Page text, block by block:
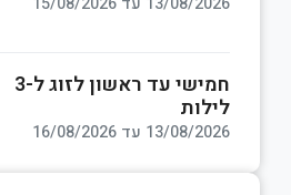
חמישי עד ראשון לזוג ל-3
לילות
13/08/2026 עד 16/08/2026